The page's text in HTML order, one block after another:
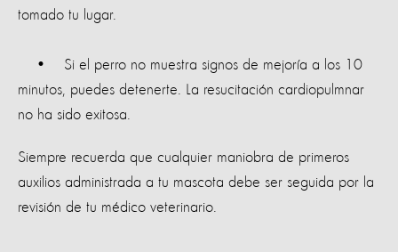
tomado tu lugar.
• Si el perro no muestra signos de mejoría a los 10
minutos, puedes detenerte. La resucitación cardiopulmnar
no ha sido exitosa.
Siempre recuerda que cualquier maniobra de primeros
auxilios administrada a tu mascota debe ser seguida por la
revisión de tu médico veterinario.